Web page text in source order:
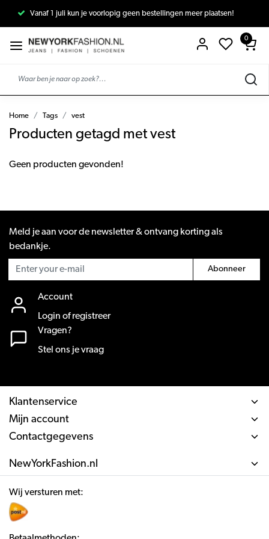
Vanaf 1 juli kun je voorlopig geen bestellingen meer plaatsen!
0
Home Tags vest
Producten getagd met vest
Geen producten gevonden!
Meld je aan voor de newsletter & ontvang korting als
bedankje.
Abonneer
Account
Login of registreer
Vragen?
Stel ons je vraag
Klantenservice
Mijn account
Contactgegevens
NewYorkFashion.nl
Wij versturen met: